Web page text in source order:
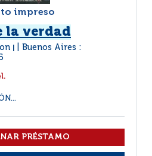
impreso
la verdad
Buenos Aires :